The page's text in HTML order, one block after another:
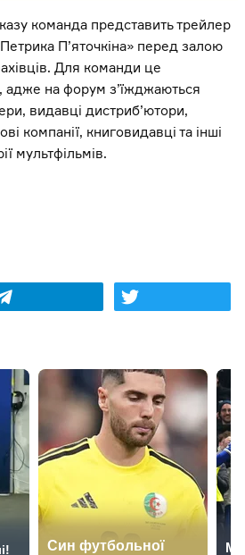
команда представить трейлер
П’яточкіна» перед залою
Для команди це
адже на форум з’їжджаються
видавці дистриб’ютори,
компанії, книговидавці та інші
мультфільмів.